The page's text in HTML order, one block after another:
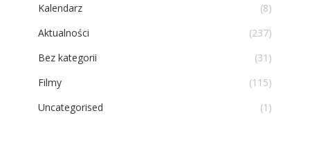
Kalendarz
(8)
Aktualności
(237)
Bez kategorii
(31)
Filmy
(115)
Uncategorised
(1)